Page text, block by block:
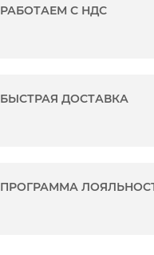
РАБОТАЕМ С НДС
БЫСТРАЯ ДОСТАВКА
ПРОГРАММА